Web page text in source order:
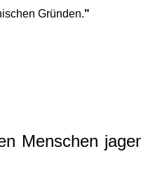
Gründen."
Menschen